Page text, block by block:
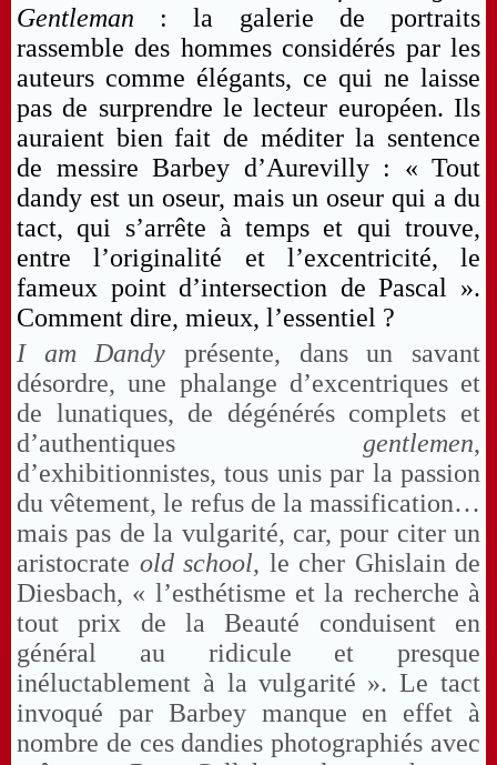
Gentleman : la galerie de portraits
rassemble des hommes considérés par les
auteurs comme élégants, ce qui ne laisse
pas de surprendre le lecteur européen. Ils
auraient bien fait de méditer la sentence
de messire Barbey d’Aurevilly : « Tout
dandy est un oseur, mais un oseur qui a du
tact, qui s’arrête à temps et qui trouve,
entre l’originalité et l’excentricité, le
fameux point d’intersection de Pascal ».
Comment dire, mieux, l’essentiel ?
I am Dandy présente, dans un savant
désordre, une phalange d’excentriques et
de lunatiques, de dégénérés complets et
d’authentiques gentlemen,
d’exhibitionnistes, tous unis par la passion
du vêtement, le refus de la massification…
mais pas de la vulgarité, car, pour citer un
aristocrate old school, le cher Ghislain de
Diesbach, « l’esthétisme et la recherche à
tout prix de la Beauté conduisent en
général au ridicule et presque
inéluctablement à la vulgarité ». Le tact
invoqué par Barbey manque en effet à
nombre de ces dandies photographiés avec